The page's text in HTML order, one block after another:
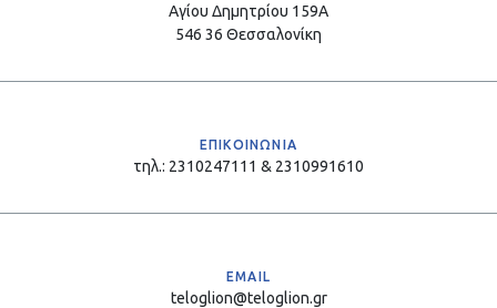
Αγίου Δημητρίου 159Α
546 36 Θεσσαλονίκη
ΕΠΙΚΟΙΝΩΝΙΑ
τηλ.: 2310247111 & 2310991610
EMAIL
teloglion@teloglion.gr